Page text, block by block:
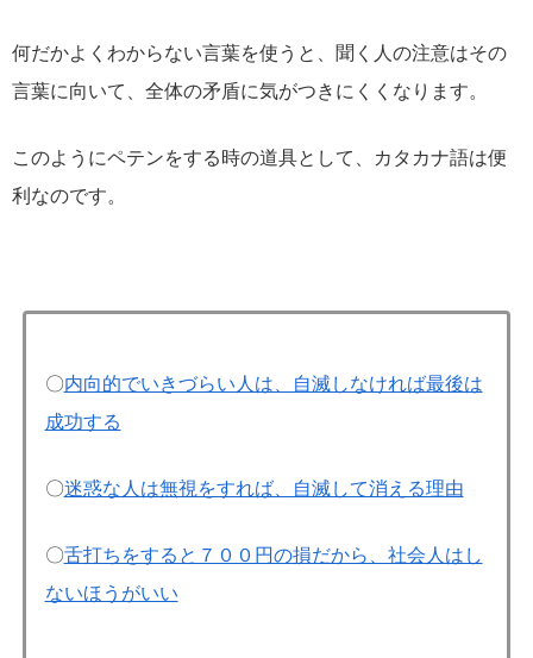
何だかよくわからない言葉を使うと、聞く人の注意はその
言葉に向いて、全体の矛盾に気がつきにくくなります。
このようにペテンをする時の道具として、カタカナ語は便
利なのです。
〇内向的でいきづらい人は、自滅しなければ最後は
成功する
〇迷惑な人は無視をすれば、自滅して消える理由
〇舌打ちをすると７００円の損だから、社会人はし
ないほうがいい